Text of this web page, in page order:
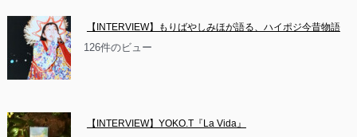
【INTERVIEW】もりばやしみほが語る、ハイポジ今昔物語
126件のビュー
【INTERVIEW】YOKO.T『La Vida』